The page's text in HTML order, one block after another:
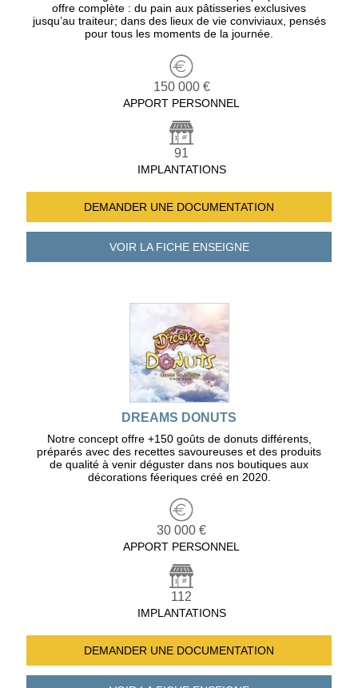
offre complète : du pain aux pâtisseries exclusives
jusqu’au traiteur; dans des lieux de vie conviviaux, pensés
pour tous les moments de la journée.
150 000 €
APPORT PERSONNEL
91
IMPLANTATIONS
DEMANDER UNE DOCUMENTATION
VOIR LA FICHEENSEIGNE
DREAMS DONUTS
Notre concept offre +150 goûts de donuts différents,
préparés avec des recettes savoureuses et des produits
de qualité à venir déguster dans nos boutiques aux
décorations féeriques créé en 2020.
30 000 €
APPORT PERSONNEL
112
IMPLANTATIONS
DEMANDER UNE DOCUMENTATION